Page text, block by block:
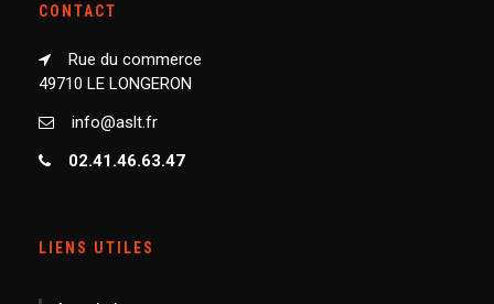
CONTACT
Rue du commerce
49710 LE LONGERON
info@aslt.fr
02.41.46.63.47
LIENS UTILES